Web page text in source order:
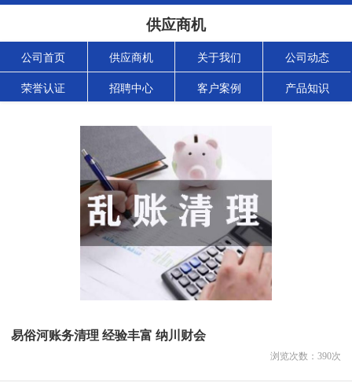
供应商机
公司首页 供应商机 关于我们 公司动态
荣誉认证 招聘中心 客户案例 产品知识
易俗河账务清理 经验丰富 纳川财会
浏览次数： 390次